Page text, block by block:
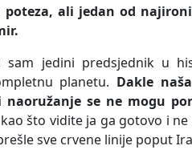
poteza, ali jedan od
sam jedini predsjednik u
planetu. Dakle
naoružanje se ne mogu
što vidite ja ga gotovo i
sve crvene linije poput